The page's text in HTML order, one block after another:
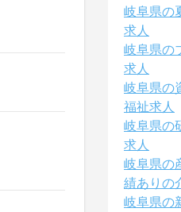
岐阜県の
求人
岐阜県の
求人
岐阜県の
福祉求人
岐阜県の
求人
岐阜県の
績ありの
岐阜県の